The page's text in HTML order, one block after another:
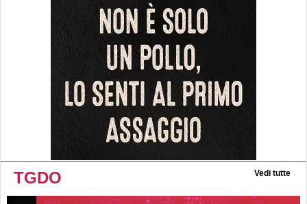
TGDO Vedi tutte